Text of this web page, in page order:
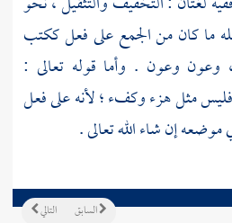
ما كان من الجمع على فعل ككتب
وعون . وأما قوله تعالى :
فليس مثل هزء وكفء ؛ لأنه على فعل
إن شاء الله تعالى .
التالي السابق